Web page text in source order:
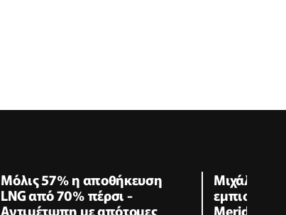
Μόλις 57% η αποθήκευση
LNG από 70% πέρσι -
Αντιμέτωπη με απότομες
Μιχάλης
Meridiam